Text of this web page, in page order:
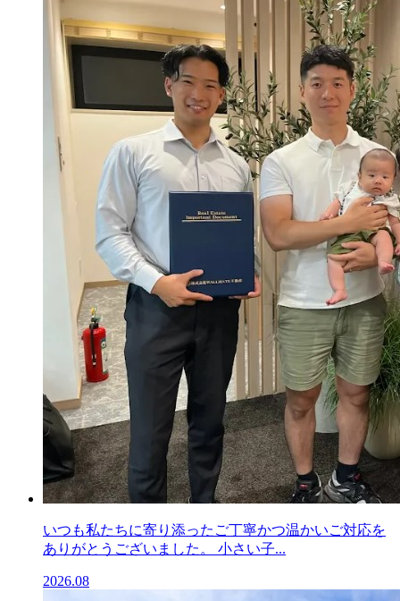
いつも私たちに寄り添ったご丁寧かつ温かいご対応を
ありがとうございました。 小さい子...
2026.08